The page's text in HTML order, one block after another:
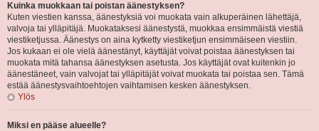
Kuinka muokkaan tai poistan äänestyksen?
Kuten viestien kanssa, äänestyksiä voi muokata vain alkuperäinen lähettäjä,
valvoja tai ylläpitäjä. Muokataksesi äänestystä, muokkaa ensimmäistä viestiä
viestiketjussa. Äänestys on aina kytketty viestiketjun ensimmäiseen viestiin.
Jos kukaan ei ole vielä äänestänyt, käyttäjät voivat poistaa äänestyksen tai
muokata mitä tahansa äänestyksen asetusta. Jos käyttäjät ovat kuitenkin jo
äänestäneet, vain valvojat tai ylläpitäjät voivat muokata tai poistaa sen. Tämä
estää äänestysvaihtoehtojen vaihtamisen kesken äänestyksen.
Ylös
Miksi en pääse alueelle?